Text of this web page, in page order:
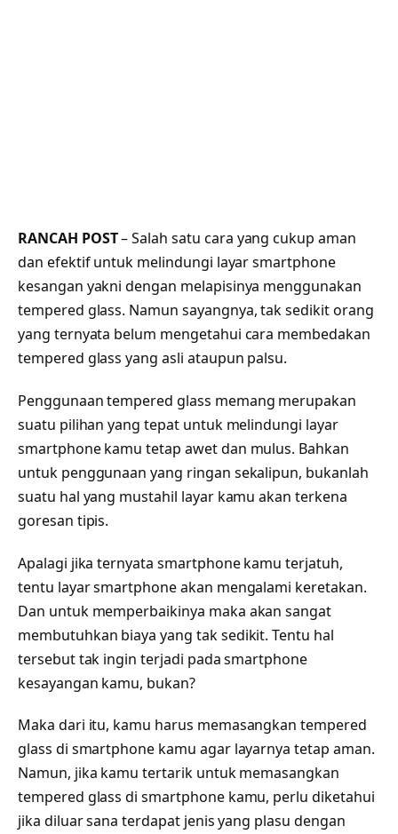
RANCAH POST– Salah satu cara yang cukup aman
dan efektif untuk melindungi layar smartphone
kesangan yakni dengan melapisinya menggunakan
tempered glass. Namun sayangnya, tak sedikit orang
yang ternyata belum mengetahui cara membedakan
tempered glass yang asli ataupun palsu.
Penggunaan tempered glass memang merupakan
suatu pilihan yang tepat untuk melindungi layar
smartphone kamu tetap awet dan mulus. Bahkan
untuk penggunaan yang ringan sekalipun, bukanlah
suatu hal yang mustahil layar kamu akan terkena
goresan tipis.
Apalagi jika ternyata smartphone kamu terjatuh,
tentu layar smartphone akan mengalami keretakan.
Dan untuk memperbaikinya maka akan sangat
membutuhkan biaya yang tak sedikit. Tentu hal
tersebut tak ingin terjadi pada smartphone
kesayangan kamu, bukan?
Maka dari itu, kamu harus memasangkan tempered
glass di smartphone kamu agar layarnya tetap aman.
Namun, jika kamu tertarik untuk memasangkan
tempered glass di smartphone kamu, perlu diketahui
jika diluar sana terdapat jenis yang plasu dengan